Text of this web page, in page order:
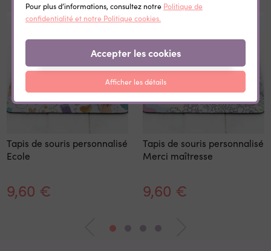
Tapis de souris personnalisé
Ecole
9,60 €
Tapis de souris personnalisé
Merci maîtresse
9,60 €
Pour plus d’informations, consultez notre Politique de
confidentialité et notre Politique cookies.
Accepter les cookies
Afficher les détails